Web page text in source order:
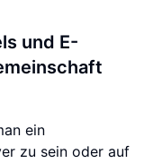
und E-
ein
zu sein oder auf